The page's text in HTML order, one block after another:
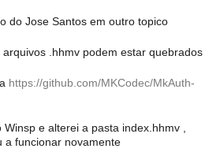
do Jose Santos em outro topico
.hhmv podem estar quebrados
https://github.com/MKCodec/MkAuth-
e alterei a pasta index.hhmv ,
a funcionar novamente